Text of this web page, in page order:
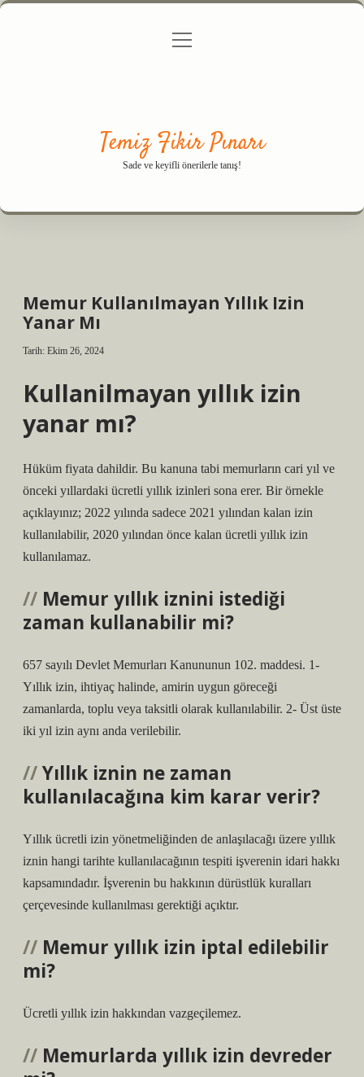
Gizlilik Politikası
menüyü
Temiz Fikir Pınarı
Sade ve keyifli önerilerle tanış!
Memur Kullanılmayan Yıllık Izin
Yanar Mı
Tarih: Ekim 26, 2024
Kullanilmayan yıllık izin
yanar mı?
Hüküm fiyata dahildir. Bu kanuna tabi memurların cari yıl ve
önceki yıllardaki ücretli yıllık izinleri sona erer. Bir örnekle
açıklayınız; 2022 yılında sadece 2021 yılından kalan izin
kullanılabilir, 2020 yılından önce kalan ücretli yıllık izin
kullanılamaz.
Memur yıllık iznini istediği
zaman kullanabilir mi?
657 sayılı Devlet Memurları Kanununun 102. maddesi. 1-
Yıllık izin, ihtiyaç halinde, amirin uygun göreceği
zamanlarda, toplu veya taksitli olarak kullanılabilir. 2- Üst üste
iki yıl izin aynı anda verilebilir.
Yıllık iznin ne zaman
kullanılacağına kim karar verir?
Yıllık ücretli izin yönetmeliğinden de anlaşılacağı üzere yıllık
iznin hangi tarihte kullanılacağının tespiti işverenin idari hakkı
kapsamındadır. İşverenin bu hakkının dürüstlük kuralları
çerçevesinde kullanılması gerektiği açıktır.
Memur yıllık izin iptal edilebilir
mi?
Ücretli yıllık izin hakkından vazgeçilemez.
Memurlarda yıllık izin devreder